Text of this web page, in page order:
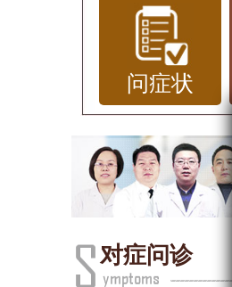
包括过敏反
牛皮癣）等
致皮肤二次
疗非常重要。
皮肤瘙痒的基
皮肤瘙痒是
红肿、起疹和
问症状
对症问诊